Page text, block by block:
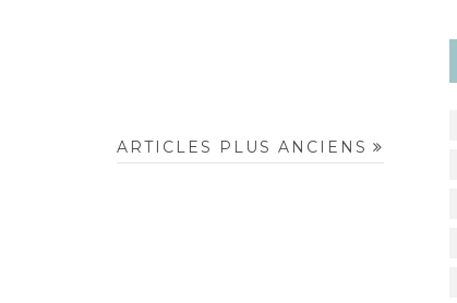
ARTICLES PLUS ANCIENS